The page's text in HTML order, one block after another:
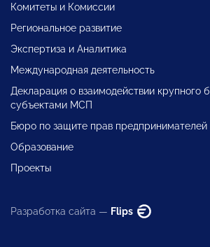
Комитеты и Комиссии
Региональное развитие
Экспертиза и Аналитика
Международная деятельность
Декларация о взаимодействии крупного
субъектами МСП
Бюро по защите прав предпринимателей
Образование
Проекты
Разработка сайта — Flips